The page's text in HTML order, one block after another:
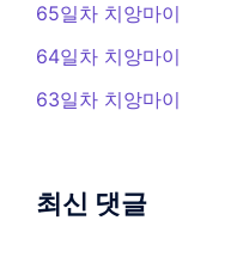
65일차 치앙마이
64일차 치앙마이
63일차 치앙마이
최신 댓글